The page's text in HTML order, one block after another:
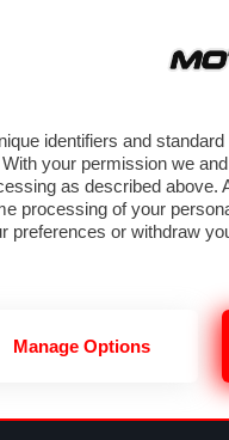
RENDERING PNEUMATICI
identifiers and
your permission we
as described above.
processing of your
preferences or withdraw
Manage Options